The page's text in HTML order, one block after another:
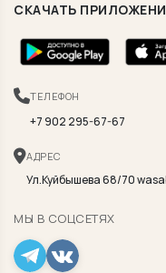
СКАЧАТЬ
ТЕЛЕФОН
+7 902 295-67-67
АДРЕС
Ул.Куйбышева 68/70
МЫ В СОЦСЕТЯХ